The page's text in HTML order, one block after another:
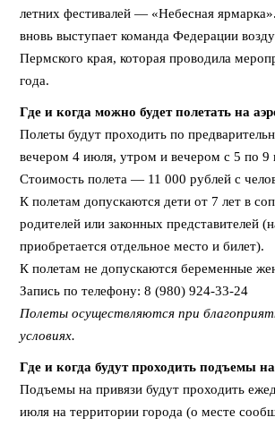
летних фестивалей — «Небесная
вновь выступает команда Федерации
Пермского края, которая проводила
года.
Где и когда можно будет полетать на
Полеты будут проходить по
вечером 4 июля, утром и вечером с 5 по 9
Стоимость полета — 11 000 рублей с
К полетам допускаются дети от 7 лет в
родителей или законных представителей
приобретается отдельное место и билет).
К полетам не допускаются беременные
Запись по телефону: 8 (980) 924-33-24
Полеты осуществляются при
условиях.
Где и когда будут проходить подъемы
Подъемы на привязи будут проходить
июля на территории города (о месте